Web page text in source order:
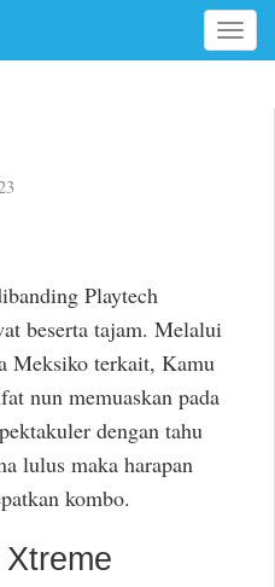
T
o
Playtech
beserta tajam. Melalui
Meksiko terkait, Kamu
nun memuaskan pada
dengan tahu
lulus maka harapan
kombo.